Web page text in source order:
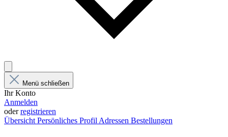
Menü schließen
Ihr Konto
Anmelden
oderregistrieren
Übersicht Persönliches Profil Adressen Bestellungen